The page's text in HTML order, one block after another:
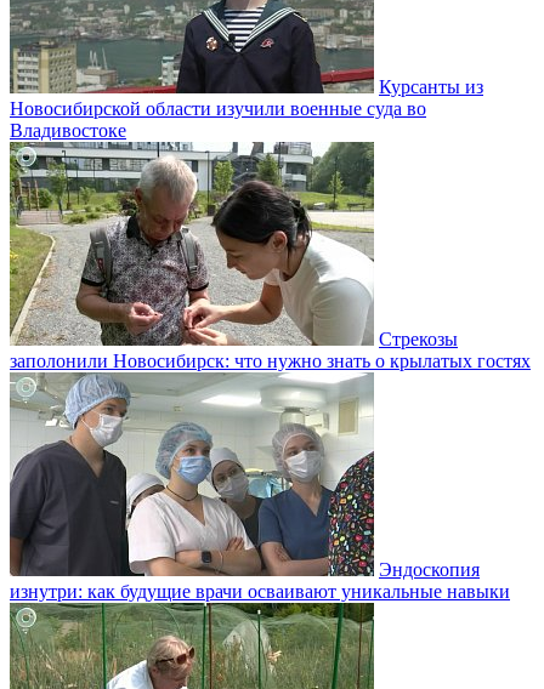
Курсанты из
Новосибирской области изучили военные суда во
Владивостоке
Стрекозы
заполонили Новосибирск: что нужно знать о крылатых гостях
Эндоскопия
изнутри: как будущие врачи осваивают уникальные навыки